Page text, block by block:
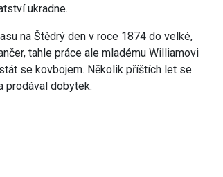
ukradne.
na Štědrý den v roce 1874 do velké,
tahle práce ale mladému Williamovi
se kovbojem. Několik příštích let se
prodával dobytek.